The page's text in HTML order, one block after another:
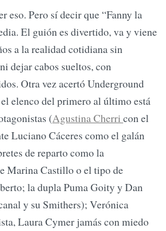
eso. Pero sí decir que “Fanny la
El guión es divertido, va y viene
a la realidad cotidiana sin
dejar cabos sueltos, con
Otra vez acertó Underground
elenco del primero al último está
(Agustina Cherri con el
Luciano Cáceres como el galán
de reparto como la
Marina Castillo o el tipo de
la dupla Puma Goity y Dan
y su Smithers); Verónica
Laura Cymer jamás con miedo